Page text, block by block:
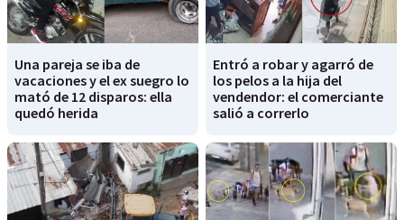
Una pareja se iba de
vacaciones y el ex suegro lo
mató de 12 disparos: ella
quedó herida
Entró a robar y agarró de
los pelos a la hija del
vendendor: el comerciante
salió a correrlo